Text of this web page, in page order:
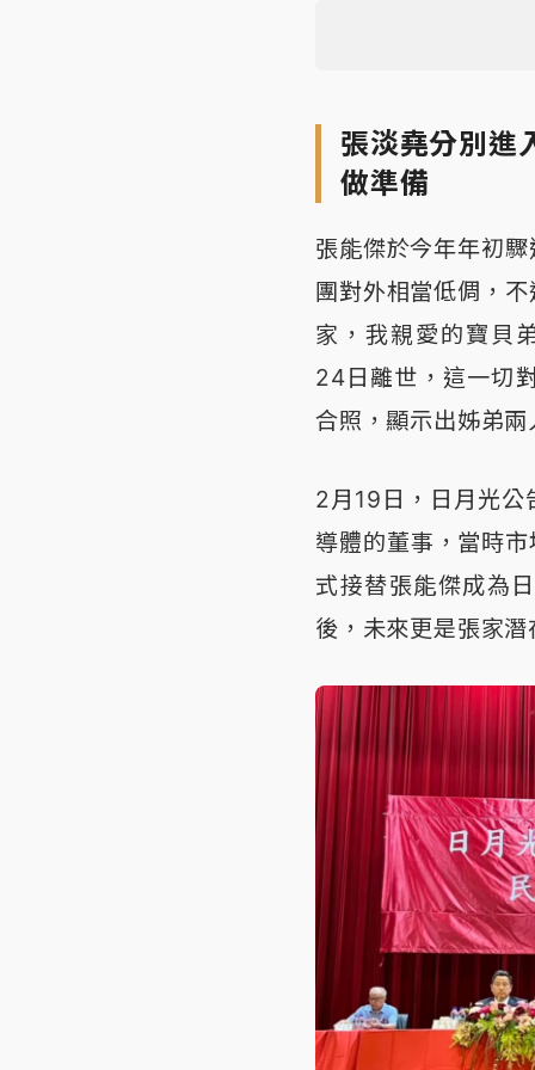
張淡堯分別進
做準備
張能傑於今年年初
團對外相當低倜，
家，我親愛的寶貝
24日離世，這一切
合照，顯示出姊弟
2月19日，日月光公
導體的董事，當時
式接替張能傑成為
後，未來更是張家